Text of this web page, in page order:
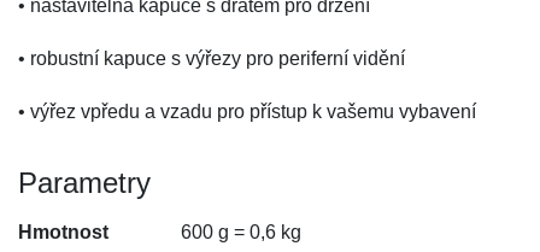
• nastavitelná kapuce s drátem pro držení
• robustní kapuce s výřezy pro periferní vidění
• výřez vpředu a vzadu pro přístup k vašemu vybavení
Parametry
Hmotnost 600 g = 0,6 kg